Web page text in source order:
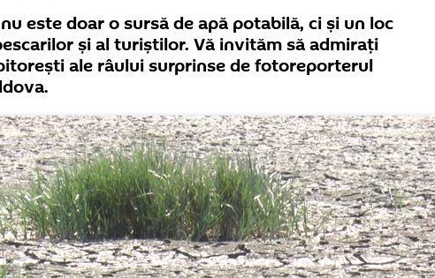
este doar o sursă de apă potabilă, ci și un loc
și al turiștilor. Vă invităm să admirați
ale râului surprinse de fotoreporterul